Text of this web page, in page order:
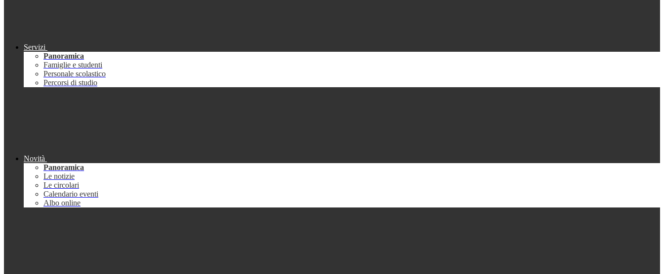
Servizi
Panoramica
Famiglie e studenti
Personale scolastico
Percorsi di studio
Novità
Panoramica
Le notizie
Le circolari
Calendario eventi
Albo online